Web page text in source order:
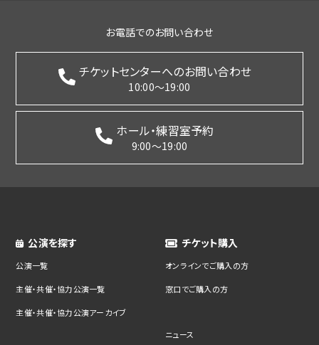
お電話でのお問い合わせ
チケットセンターへのお問い合わせ
10:00～19:00
ホール・練習室予約
9:00～19:00
公演を探す
公演一覧
主催・共催・協力公演一覧
主催・共催・協力公演アーカイブ
チケット購入
オンラインでご購入の方
窓口でご購入の方
ニュース